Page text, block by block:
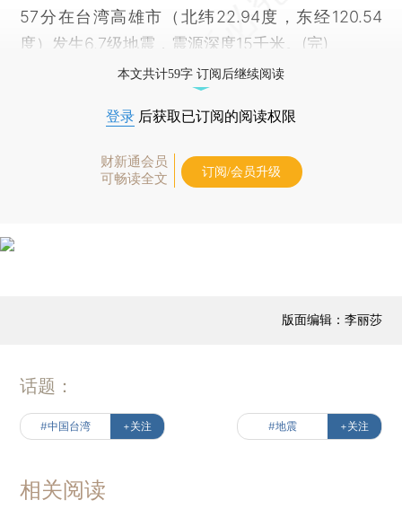
57分在台湾高雄市（北纬22.94度，东经120.54
度）发生6.7级地震，震源深度15千米。(完)
本文共计59字 订阅后继续阅读
登录 后获取已订阅的阅读权限
财新通会员
可畅读全文
订阅/会员升级
版面编辑：李丽莎
话题：
#中国台湾 +关注 #地震 +关注
相关阅读